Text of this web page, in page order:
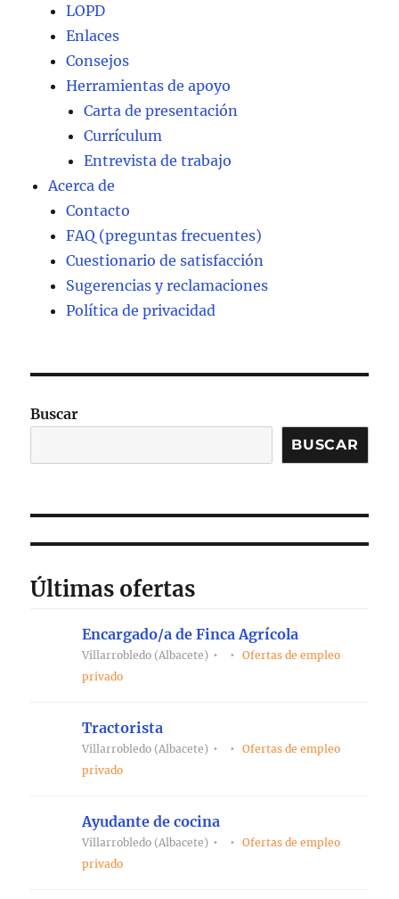
LOPD
Enlaces
Consejos
Herramientas de apoyo
Carta de presentación
Currículum
Entrevista de trabajo
Acerca de
Contacto
FAQ (preguntas frecuentes)
Cuestionario de satisfacción
Sugerencias y reclamaciones
Política de privacidad
Buscar
BUSCAR
Últimas ofertas
Encargado/a de Finca Agrícola
Villarrobledo (Albacete)
Ofertas de empleo
privado
Tractorista
Villarrobledo (Albacete)
Ofertas de empleo
privado
Ayudante de cocina
Villarrobledo (Albacete)
Ofertas de empleo
privado